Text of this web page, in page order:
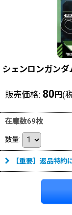
シェンロンガンダ
販売価格: 80 円 (
在庫数69枚
数量:
【重要】返品特約